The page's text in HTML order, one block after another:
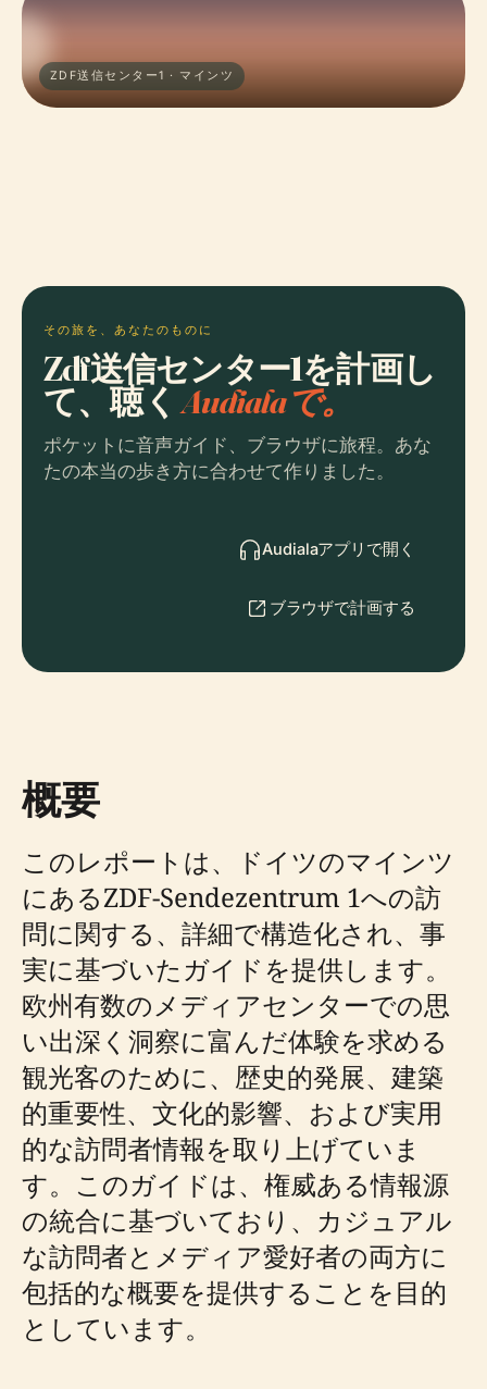
ZDF送信センター1 · マインツ
その旅を、あなたのものに
Zdf送信センター1を計画し
て、聴くAudialaで。
ポケットに音声ガイド、ブラウザに旅程。あな
たの本当の歩き方に合わせて作りました。
Audialaアプリで開く
ブラウザで計画する
概要
このレポートは、ドイツのマインツ
にあるZDF-Sendezentrum 1への訪
問に関する、詳細で構造化され、事
実に基づいたガイドを提供します。
欧州有数のメディアセンターでの思
い出深く洞察に富んだ体験を求める
観光客のために、歴史的発展、建築
的重要性、文化的影響、および実用
的な訪問者情報を取り上げていま
す。このガイドは、権威ある情報源
の統合に基づいており、カジュアル
な訪問者とメディア愛好者の両方に
包括的な概要を提供することを目的
としています。